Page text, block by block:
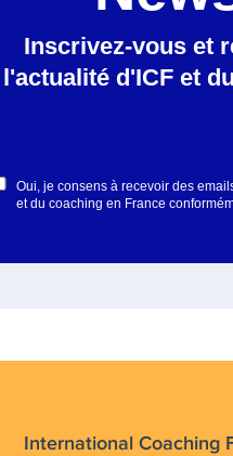
International Coaching